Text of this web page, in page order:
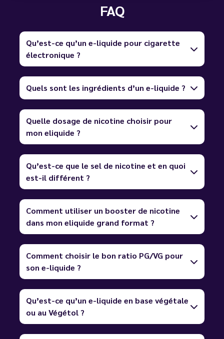
FAQ
Qu’est-ce qu’un e-liquide pour cigarette
électronique ?
Quels sont les ingrédients d’un e-liquide ?
Quelle dosage de nicotine choisir pour
mon eliquide ?
Qu’est-ce que le sel de nicotine et en quoi
est-il différent ?
Comment utiliser un booster de nicotine
dans mon eliquide grand format ?
Comment choisir le bon ratio PG/VG pour
son e-liquide ?
Qu’est-ce qu’un e-liquide en base végétale
ou au Végétol ?